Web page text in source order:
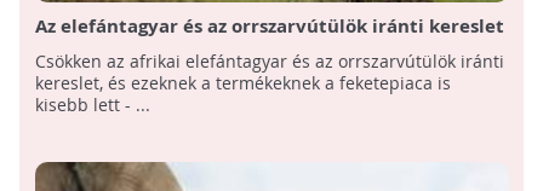
Az elefántagyar és az orrszarvútülök iránti kereslet
csökkent, de a nagymacskák iránt nőtt
Csökken az afrikai elefántagyar és az orrszarvútülök iránti
kereslet, és ezeknek a termékeknek a feketepiaca is
kisebb lett - ...